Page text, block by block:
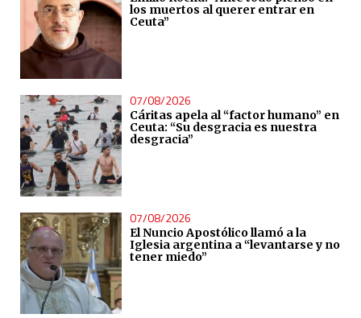
los muertos al querer entrar en
Ceuta”
07/08/2026
Cáritas apela al “factor humano” en
Ceuta: “Su desgracia es nuestra
desgracia”
07/08/2026
El Nuncio Apostólico llamó a la
Iglesia argentina a “levantarse y no
tener miedo”